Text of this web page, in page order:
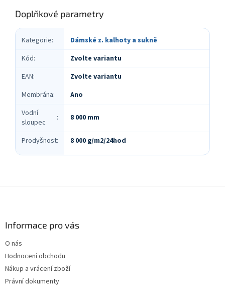
Doplňkové parametry
Kategorie:
Dámské z. kalhoty a sukně
Kód:
Zvolte variantu
EAN:
Zvolte variantu
Membrána:
Ano
Vodní
sloupec
: 8 000 mm
Prodyšnost: 8 000 g/m2/24hod
Informace pro vás
O nás
Hodnocení obchodu
Nákup a vrácení zboží
Právní dokumenty